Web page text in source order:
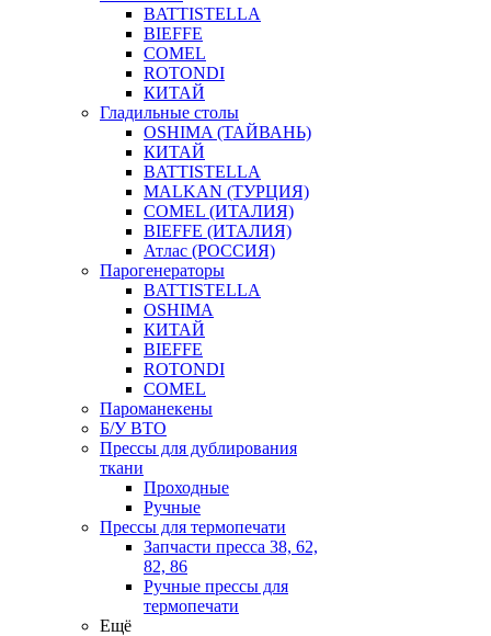
BATTISTELLA
BIEFFE
COMEL
ROTONDI
КИТАЙ
Гладильные столы
OSHIMA (ТАЙВАНЬ)
КИТАЙ
BATTISTELLA
MALKAN (ТУРЦИЯ)
COMEL (ИТАЛИЯ)
BIEFFE (ИТАЛИЯ)
Атлас (РОССИЯ)
Парогенераторы
BATTISTELLA
OSHIMA
КИТАЙ
BIEFFE
ROTONDI
COMEL
Пароманекены
Б/У ВТО
Прессы для дублирования
ткани
Проходные
Ручные
Прессы для термопечати
Запчасти пресса 38, 62,
82, 86
Ручные прессы для
термопечати
Ещё